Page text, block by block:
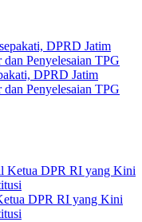
DPRD Jatim
Penyelesaian TPG
DPR RI yang Kini